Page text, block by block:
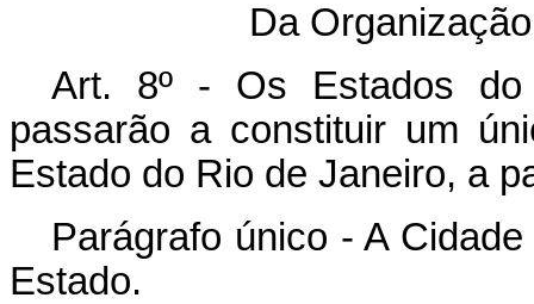
Da
Art. 8º - Os Estados
passarão a constituir um
Estado do Rio de Janeiro, a
Parágrafo único - A
Estado.